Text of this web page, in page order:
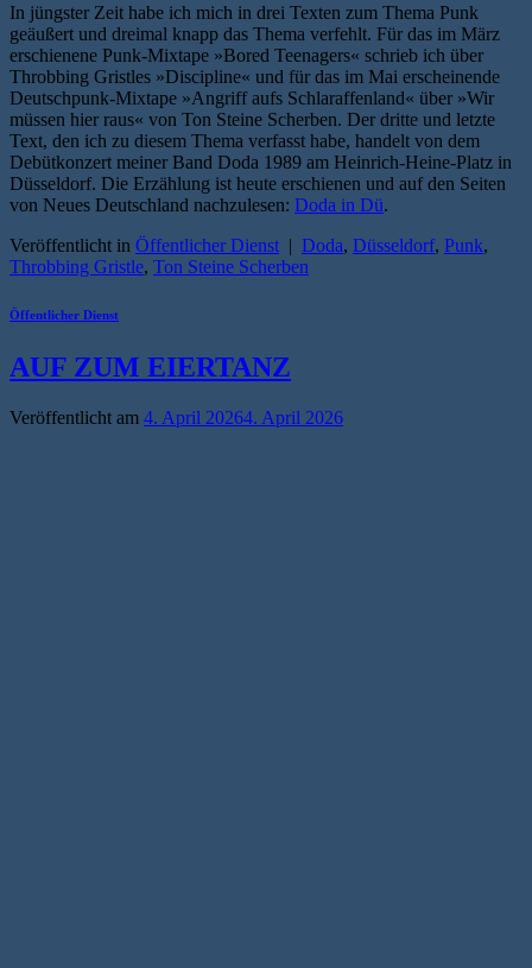
In jüngster Zeit habe ich mich in drei Texten zum Thema Punk
geäußert und dreimal knapp das Thema verfehlt. Für das im März
erschienene Punk-Mixtape »Bored Teenagers« schrieb ich über
Throbbing Gristles »Discipline« und für das im Mai erscheinende
Deutschpunk-Mixtape »Angriff aufs Schlaraffenland« über »Wir
müssen hier raus« von Ton Steine Scherben. Der dritte und letzte
Text, den ich zu diesem Thema verfasst habe, handelt von dem
Debütkonzert meiner Band Doda 1989 am Heinrich-Heine-Platz in
Düsseldorf. Die Erzählung ist heute erschienen und auf den Seiten
von Neues Deutschland nachzulesen: Doda in Dü.
Veröffentlicht in Öffentlicher Dienst | Doda, Düsseldorf, Punk,
Throbbing Gristle, Ton Steine Scherben
Öffentlicher Dienst
AUF ZUM EIERTANZ
Veröffentlicht am 4. April 20264. April 2026